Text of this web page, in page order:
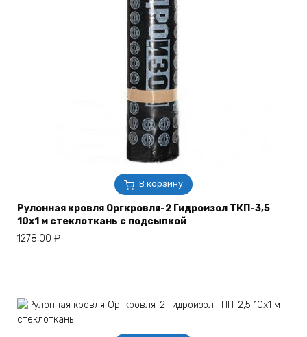
В корзину
Рулонная кровля Оргкровля-2 Гидроизол ТКП-3,5
10х1 м стеклоткань с подсыпкой
1278,00 ₽